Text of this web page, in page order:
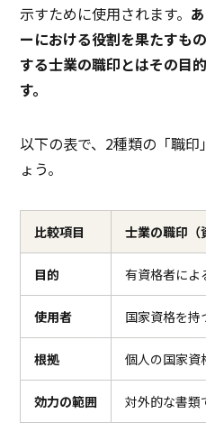
示すために使用されます。
ーにおける役割を果たすも
する士業の職印とはその目
す。
以下の表で、2種類の「職
ょう。
比較項目 士業の職印（
目的 有資格者によ
使用者 国家資格を持
根拠 個人の国家資
効力の範囲 対外的な書類